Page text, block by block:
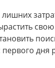
первого дня